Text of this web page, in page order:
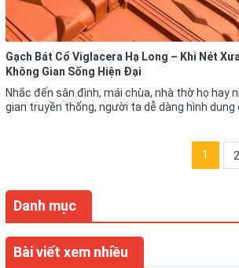
Danh mục
Bài viết xem nhiều
Gạch Bát Cổ Viglacera Hạ Long – Khi Nét
Không Gian Sống Hiện Đại
Nhắc đến sân đình, mái chùa, nhà thờ họ hay
gian truyền thống, người ta dễ dàng hình dung
1 2